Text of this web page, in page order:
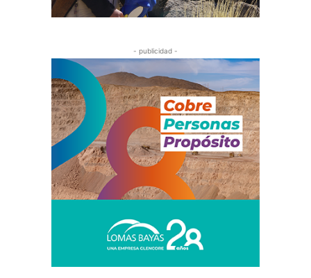
- publicidad -